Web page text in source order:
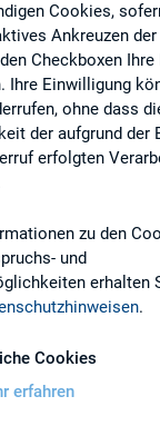
und 7. April
Umfrage zu allen
Bezug
ihrer
entsprechenden
abgefragt. Ziel
der
nach einer
– von „hohe
Relevanz / hoher
durchgeführten
der Umfrage
Praxis berichteten
Cookies,
Ankreuzen der
Checkboxen
Ihre Einwilligung
ohne dass
der aufgrund der
erfolgten
zu den
und
erhalten
.
Cookies
erfahren